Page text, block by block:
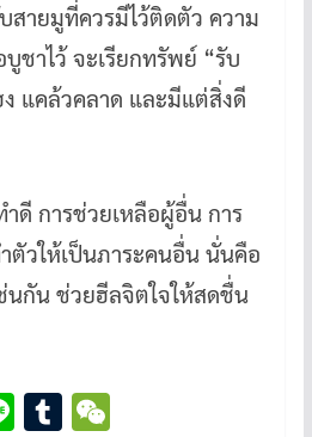
สายมูที่ควรมีไว้ติดตัว ความ
ชาไว้ จะเรียกทรัพย์ “รับ
แคล้วคลาด และมีแต่สิ่งดี
ดี การช่วยเหลือผู้อื่น การ
ตัวให้เป็นภาระคนอื่น นั่นคือ
นกัน ช่วยฮีลจิตใจให้สดชื่น
Li T W